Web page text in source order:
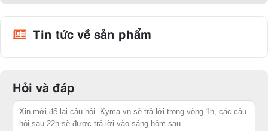
Tin tức về sản phẩm
Hỏi và đáp